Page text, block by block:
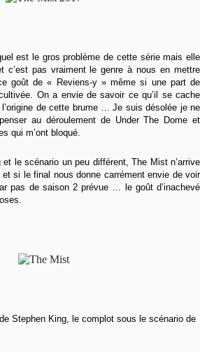
est le gros problème de cette série mais elle
c’est pas vraiment le genre à nous en mettre
goût de « Reviens-y » même si une part de
On a envie de savoir ce qu’il se cache
de cette brume … Je suis désolée je ne
au déroulement de Under The Dome et
qui m’ont bloqué.
le scénario un peu différent, The Mist n’arrive
si le final nous donne carrément envie de voir
pas de saison 2 prévue … le goût d’inachevé
Stephen King, le complot sous le scénario de